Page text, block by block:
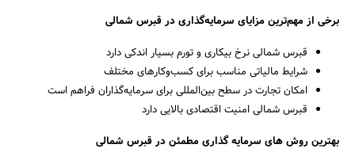
جستجو
برخی از مهم‌ترین مزایای سرمایه‌گذاری در قبرس شمالی
قبرس شمالی نرخ بیکاری و تورم بسیار اندکی دارد
شرایط مالیاتی مناسب برای کسب‌وکارهای مختلف
امکان تجارت در سطح بین‌المللی برای سرمایه‌گذاران فراهم است
قبرس شمالی امنیت اقتصادی بالایی دارد
بهترین روش های سرمایه گذاری مطمئن در قبرس شمالی